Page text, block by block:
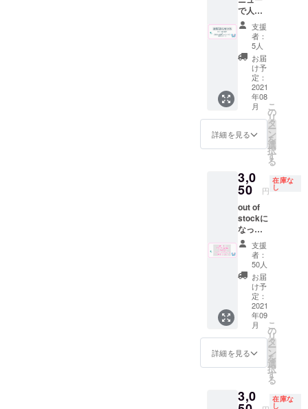
異なる
内容に
なって
しまっ
た場合
のご返
金を承
る事は
システ
ム上で
きませ
で、そ
の際に
分の入
浴、サ
ウナ、
喫茶ド
リンク
の代金
として
代えさ
せて頂
きま
す。
ざいま
す。 ※
取り付
ける場
所(席)は
こちら
でラン
ダムに
決めさ
せて頂
きま
す。 ※
予定し
ていま
公序良
俗に反
する広
告内容
や第三
者のお
名前は
お受け
出来か
ねます
リター
ンは事
前協議
が必要
になり
ます。
CAMPF
IRE内の
DMへお
問い合
わせの
上、協
入いた
だけま
容に
よって
は請求
書や領
収証の
発行が
可能で
す。 ※
事前
メール
無しで
支援を
場合
や、購
異なる
た”サウ
ナ100円
引き
券”を代
用致し
ます。
※ドリン
ク券は
アル
コール
も可
（使用
販売が
可能の
場合）
但し未
成年の
方はソ
フトド
リンク
のみの
ご注文
に限り
ます。
※ステッ
カーは
十條湯
ロゴの
物にな
限2022
で人気
の女将
さんシ
リーズ
から焼
き菓子
のセッ
トとポ
スト
カード
に直筆
のメッ
セージ
を同封
送致し
ます。
※郵送は
８月中
頃を予
定して
おりま
す。 ※
送料は
プロ
ジェク
トオー
ナー負
担とな
りま
す。 ※
食品に
にメー
ルでご
支援
者：
5人
お届
け予
定：
2021
年08
月
詳細を見る
こ
の
リ
タ
ー
ン
を
選
択
す
る
3,0
50 円
在庫な
し
out of
stockに
なって
いたこ
ちらの
プラン
を追加
致しま
した。
リター
ン品の
内容は
同じで
す。 ”サ
ウナ入
浴券１
てぬぐ
い”と”
支援
者：
50人
お届
け予
定：
2021
年09
月
詳細を見る
こ
の
リ
タ
ー
ン
を
選
択
す
る
3,0 在庫な
し